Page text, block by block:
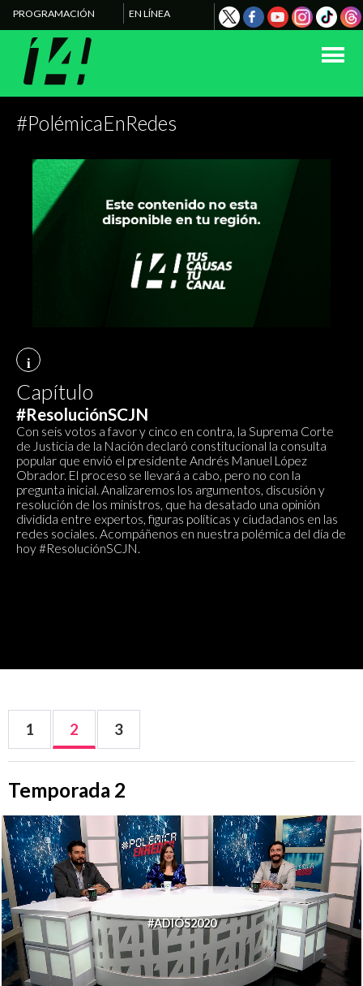
PROGRAMACIÓN EN LÍNEA
#PolémicaEnRedes
i
Capítulo
#ResoluciónSCJN
Con seis votos a favor y cinco en contra, la Suprema Corte
de Justicia de la Nación declaró constitucional la consulta
popular que envió el presidente Andrés Manuel López
Obrador. El proceso se llevará a cabo, pero no con la
pregunta inicial. Analizaremos los argumentos, discusión y
resolución de los ministros, que ha desatado una opinión
dividida entre expertos, figuras políticas y ciudadanos en las
redes sociales. Acompáñenos en nuestra polémica del día de
hoy #ResoluciónSCJN.
1 2 3
Temporada 2
#ADIÓS2020